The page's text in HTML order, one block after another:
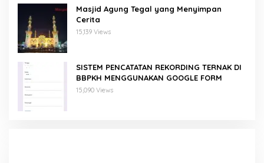
Masjid Agung Tegal yang Menyimpan
Cerita
15,139 Views
SISTEM PENCATATAN REKORDING TERNAK DI
BBPKH MENGGUNAKAN GOOGLE FORM
15,090 Views